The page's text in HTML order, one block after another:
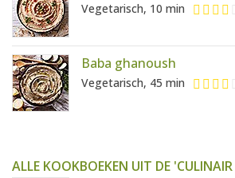
Vegetarisch, 10 min
Baba ghanoush
Vegetarisch, 45 min
ALLE KOOKBOEKEN UIT DE 'CULINAIR